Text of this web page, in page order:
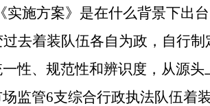
实施方案》是在什么背景下出
过去着装队伍各自为政，自行
性、规范性和辨识度，从源
监管6支综合行政执法队伍着